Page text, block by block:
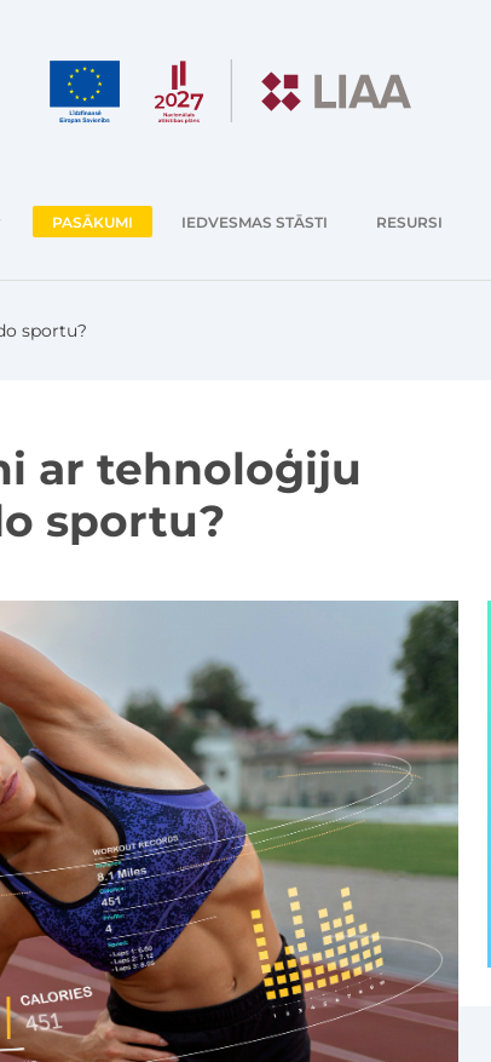
PASĀKUMI IEDVESMAS STĀSTI RESURSI
sportu?
ar tehnoloģiju
sportu?